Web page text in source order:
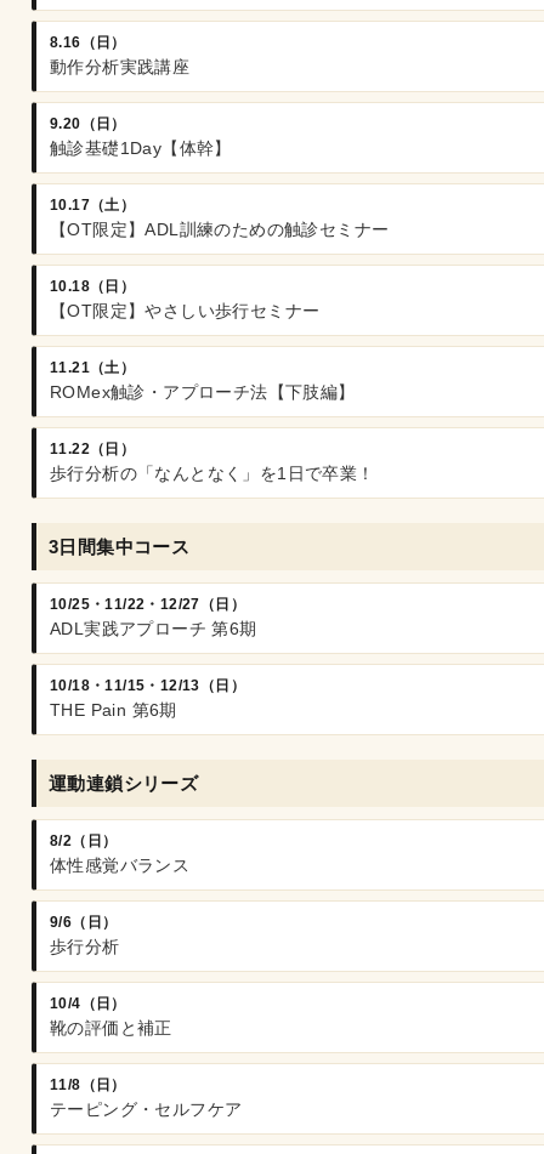
8.16（日）
動作分析実践講座
9.20（日）
触診基礎1Day【体幹】
10.17（土）
【OT限定】ADL訓練のための触診セミナー
10.18（日）
【OT限定】やさしい歩行セミナー
11.21（土）
ROMex触診・アプローチ法【下肢編】
11.22（日）
歩行分析の「なんとなく」を1日で卒業！
3日間集中コース
10/25・11/22・12/27（日）
ADL実践アプローチ 第6期
10/18・11/15・12/13（日）
THE Pain 第6期
運動連鎖シリーズ
8/2（日）
体性感覚バランス
9/6（日）
歩行分析
10/4（日）
靴の評価と補正
11/8（日）
テーピング・セルフケア